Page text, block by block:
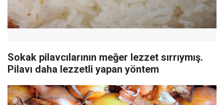
Sokak pilavcılarının meğer lezzet sırrıymış.
Pilavı daha lezzetli yapan yöntem